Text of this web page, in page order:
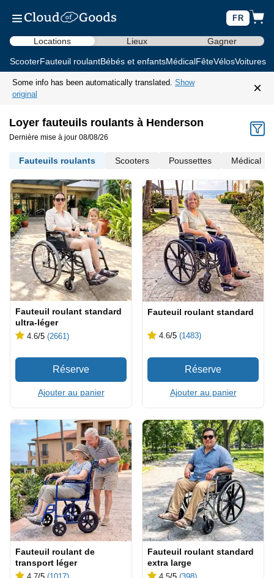
FR
Locations Lieux Gagner
ScooterFauteuil roulantBébés et enfantsMédicalFêteVélosVoitures
Some info has been automatically translated. Show
original
×
Loyer fauteuils roulants à Henderson
Dernière mise à jour 08/08/26
Fauteuils roulants Scooters Poussettes Médical
Fauteuil roulant standard
ultra-léger
4.6/5 (2661)
Ajouter au panier
Fauteuil roulant standard
4.6/5 (1483)
Ajouter au panier
Fauteuil roulant de
transport léger
4.7/5 (1017)
Fauteuil roulant standard
extra large
4.5/5 (398)